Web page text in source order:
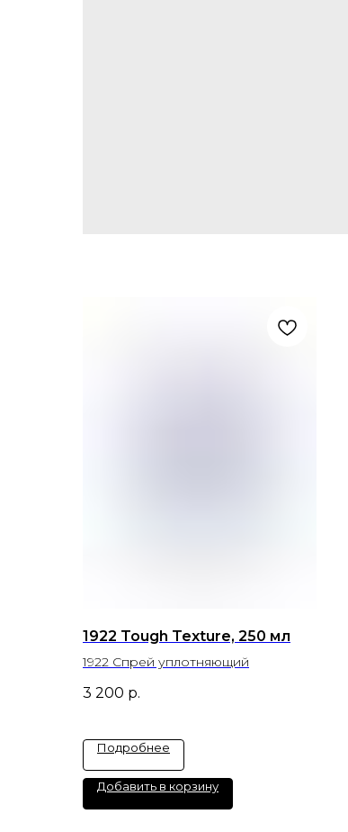
1922 Tough Texture, 250 мл
1922 Спрей уплотняющий
3 200 р.
Подробнее
Добавить в корзину